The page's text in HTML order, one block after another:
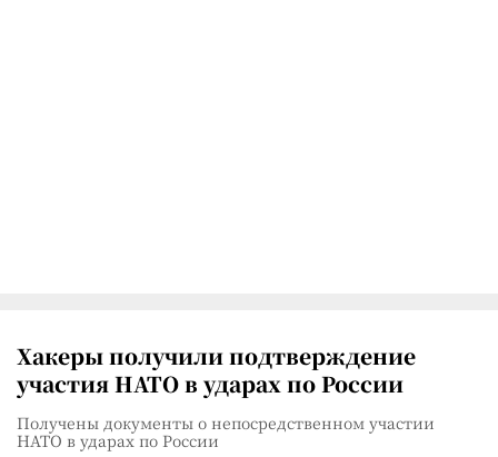
Хакеры получили подтверждение
участия НАТО в ударах по России
Получены документы о непосредственном участии
НАТО в ударах по России